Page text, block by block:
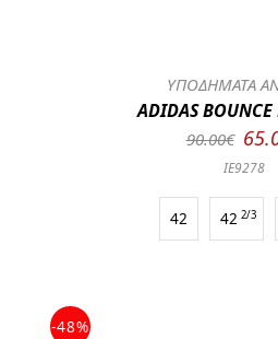
ΥΠΟΔΗΜΑΤΑ
ADIDAS BOUNCE
90.00€
IE9278
42 42 2/3
-48%